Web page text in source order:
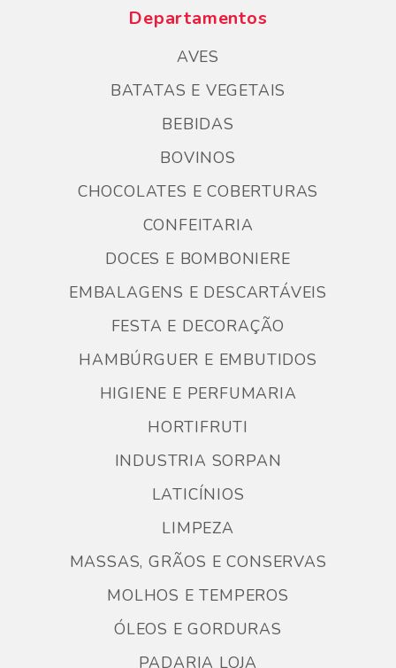
Departamentos
AVES
BATATAS E VEGETAIS
BEBIDAS
BOVINOS
CHOCOLATES E COBERTURAS
CONFEITARIA
DOCES E BOMBONIERE
EMBALAGENS E DESCARTÁVEIS
FESTA E DECORAÇÃO
HAMBÚRGUER E EMBUTIDOS
HIGIENE E PERFUMARIA
HORTIFRUTI
INDUSTRIA SORPAN
LATICÍNIOS
LIMPEZA
MASSAS, GRÃOS E CONSERVAS
MOLHOS E TEMPEROS
ÓLEOS E GORDURAS
PADARIA LOJA